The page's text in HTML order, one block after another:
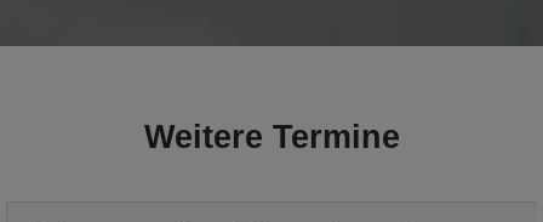
Weitere Termine